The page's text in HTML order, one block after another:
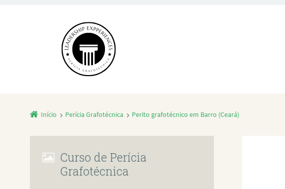
Início Perícia Grafotécnica Perito grafotécnico em Barro (Ceará)
Curso de Perícia
Grafotécnica